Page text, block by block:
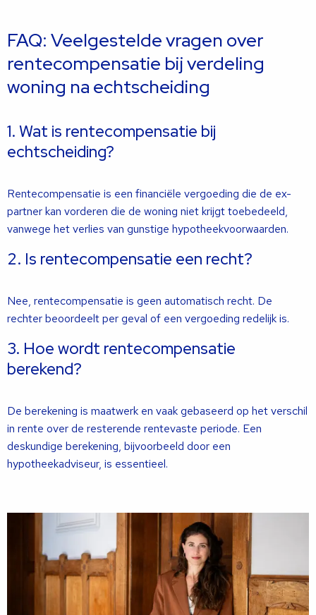
FAQ: Veelgestelde vragen over
rentecompensatie bij verdeling
woning na echtscheiding
1. Wat is rentecompensatie bij
echtscheiding?
Rentecompensatie is een financiële vergoeding die de ex-
partner kan vorderen die de woning niet krijgt toebedeeld,
vanwege het verlies van gunstige hypotheekvoorwaarden.
2. Is rentecompensatie een recht?
Nee, rentecompensatie is geen automatisch recht. De
rechter beoordeelt per geval of een vergoeding redelijk is.
3. Hoe wordt rentecompensatie
berekend?
De berekening is maatwerk en vaak gebaseerd op het verschil
in rente over de resterende rentevaste periode. Een
deskundige berekening, bijvoorbeeld door een
hypotheekadviseur, is essentieel.